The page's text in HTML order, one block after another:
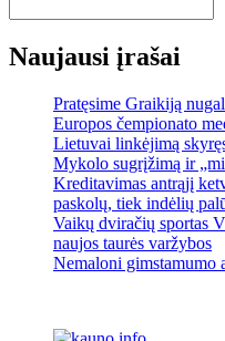
Naujausi įrašai
Pratęsime Graikiją
Europos čempionato
Lietuvai linkėjimą
Mykolo sugrįžimą ir
Kreditavimas antrąjį
paskolų, tiek indėlių
Vaikų dviračių sportas
naujos taurės varžybos
Nemaloni gimstamumo